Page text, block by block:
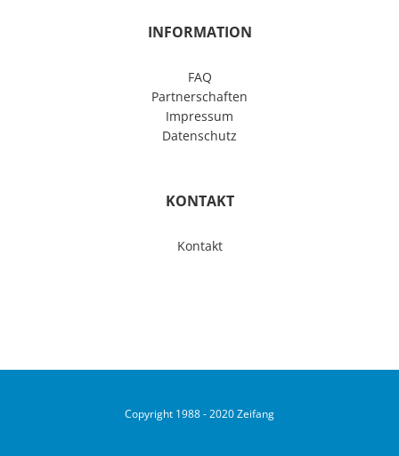
INFORMATION
FAQ
Partnerschaften
Impressum
Datenschutz
KONTAKT
Kontakt
Copyright 1988 - 2020 Zeifang